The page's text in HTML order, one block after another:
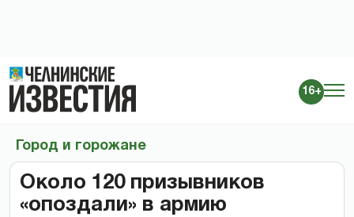
16+
Город и горожане
Около 120 призывников
«опоздали» в армию